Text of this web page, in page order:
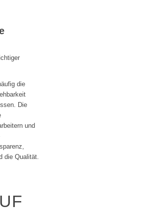
die
Die
und
die Qualität.